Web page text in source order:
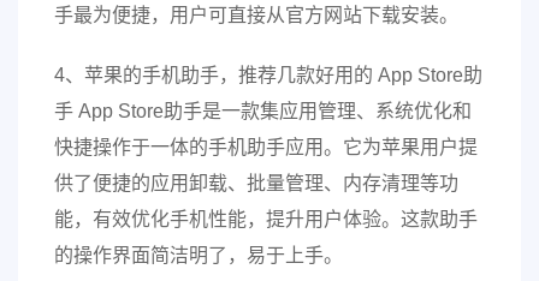
手最为便捷，用户可直接从官方网站下载安装。
4、苹果的手机助手，推荐几款好用的 App Store助
手 App Store助手是一款集应用管理、系统优化和
快捷操作于一体的手机助手应用。它为苹果用户提
供了便捷的应用卸载、批量管理、内存清理等功
能，有效优化手机性能，提升用户体验。这款助手
的操作界面简洁明了，易于上手。